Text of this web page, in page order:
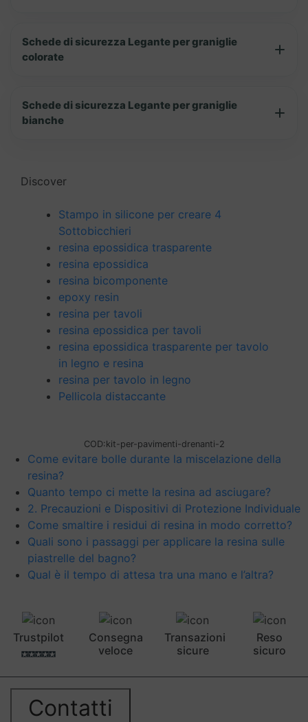
Schede di sicurezza Legante per graniglie
colorate
Schede di sicurezza Legante per graniglie
bianche
Discover
Stampo in silicone per creare 4
Sottobicchieri
resina epossidica trasparente
resina epossidica
resina bicomponente
epoxy resin
resina per tavoli
resina epossidica per tavoli
resina epossidica trasparente per tavolo
in legno e resina
resina per tavolo in legno
Pellicola distaccante
COD:kit-per-pavimenti-drenanti-2
Come evitare bolle durante la miscelazione della
resina?
Quanto tempo ci mette la resina ad asciugare?
2. Precauzioni e Dispositivi di Protezione Individuale
Come smaltire i residui di resina in modo corretto?
Quali sono i passaggi per applicare la resina sulle
piastrelle del bagno?
Qual è il tempo di attesa tra una mano e l’altra?
Trustpilot
Consegna
veloce
Transazioni
sicure
Reso
sicuro
Contatti